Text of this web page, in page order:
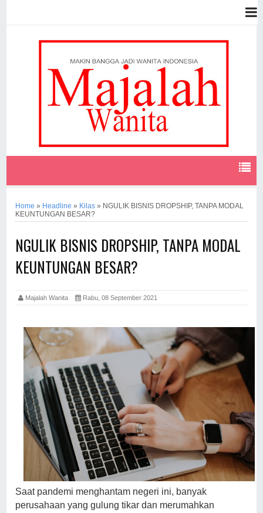
Home » Headline » Kilas » NGULIK BISNIS DROPSHIP, TANPA MODAL
KEUNTUNGAN BESAR?
NGULIK BISNIS DROPSHIP, TANPA MODAL
KEUNTUNGAN BESAR?
Majalah Wanita Rabu, 08 September 2021
Saat pandemi menghantam negeri ini, banyak
perusahaan yang gulung tikar dan merumahkan